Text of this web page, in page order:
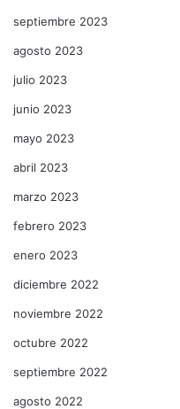
septiembre 2023
agosto 2023
julio 2023
junio 2023
mayo 2023
abril 2023
marzo 2023
febrero 2023
enero 2023
diciembre 2022
noviembre 2022
octubre 2022
septiembre 2022
agosto 2022